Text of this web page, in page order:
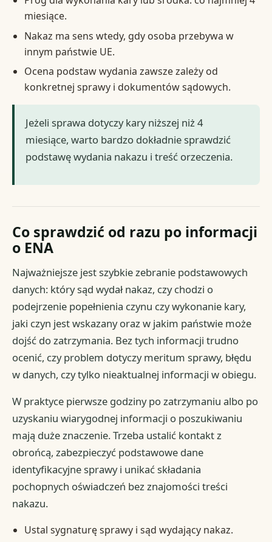
miesiące.
Nakaz ma sens wtedy, gdy osoba przebywa w
innym państwie UE.
Ocena podstaw wydania zawsze zależy od
konkretnej sprawy i dokumentów sądowych.
Jeżeli sprawa dotyczy kary niższej niż 4
miesiące, warto bardzo dokładnie sprawdzić
podstawę wydania nakazu i treść orzeczenia.
Co sprawdzić od razu po informacji
o ENA
Najważniejsze jest szybkie zebranie podstawowych
danych: który sąd wydał nakaz, czy chodzi o
podejrzenie popełnienia czynu czy wykonanie kary,
jaki czyn jest wskazany oraz w jakim państwie może
dojść do zatrzymania. Bez tych informacji trudno
ocenić, czy problem dotyczy meritum sprawy, błędu
w danych, czy tylko nieaktualnej informacji w obiegu.
W praktyce pierwsze godziny po zatrzymaniu albo po
uzyskaniu wiarygodnej informacji o poszukiwaniu
mają duże znaczenie. Trzeba ustalić kontakt z
obrońcą, zabezpieczyć podstawowe dane
identyfikacyjne sprawy i unikać składania
pochopnych oświadczeń bez znajomości treści
nakazu.
Ustal sygnaturę sprawy i sąd wydający nakaz.